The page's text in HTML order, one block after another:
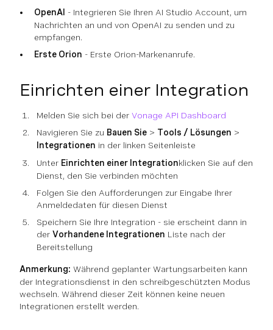
OpenAI - Integrieren Sie Ihren AI Studio Account, um
Nachrichten an und von OpenAI zu senden und zu
empfangen.
Erste Orion - Erste Orion-Markenanrufe.
Einrichten einer Integration
Melden Sie sich bei der Vonage API Dashboard
Navigieren Sie zu Bauen Sie > Tools / Lösungen >
Integrationen in der linken Seitenleiste
Unter Einrichten einer Integrationklicken Sie auf den
Dienst, den Sie verbinden möchten
Folgen Sie den Aufforderungen zur Eingabe Ihrer
Anmeldedaten für diesen Dienst
Speichern Sie Ihre Integration - sie erscheint dann in
der Vorhandene Integrationen Liste nach der
Bereitstellung
Anmerkung: Während geplanter Wartungsarbeiten kann
der Integrationsdienst in den schreibgeschützten Modus
wechseln. Während dieser Zeit können keine neuen
Integrationen erstellt werden.